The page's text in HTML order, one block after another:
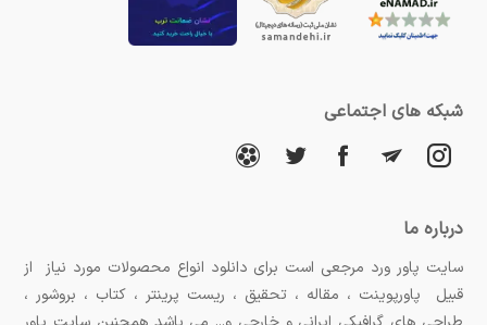
شبکه های اجتماعی
درباره ما
سایت پاور ورد مرجعی است برای دانلود انواع محصولات مورد نیاز از
قبیل پاورپوینت ، مقاله ، تحقیق ، ریست پرینتر ، کتاب ، بروشور ،